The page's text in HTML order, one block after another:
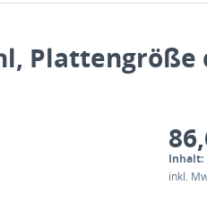
Plattengröße
Inhalt:
inkl.